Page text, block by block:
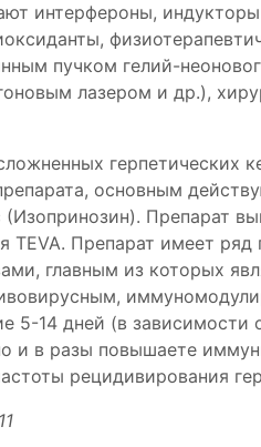
интерфероны,
пучком гелий-
лазером и др.),
герпетических
основным
Препарат
TEVA. Препарат имеет
главным из которых
5-14 дней (в
и в разы повышаете
рецидивирования